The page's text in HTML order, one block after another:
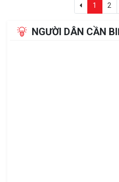
1 2
NGƯỜI DÂN CẦN